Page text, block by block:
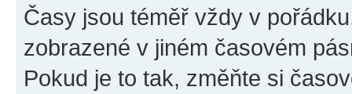
Časy jsou téměř vždy v
zobrazené v jiném časovém
Pokud je to tak, změňte si